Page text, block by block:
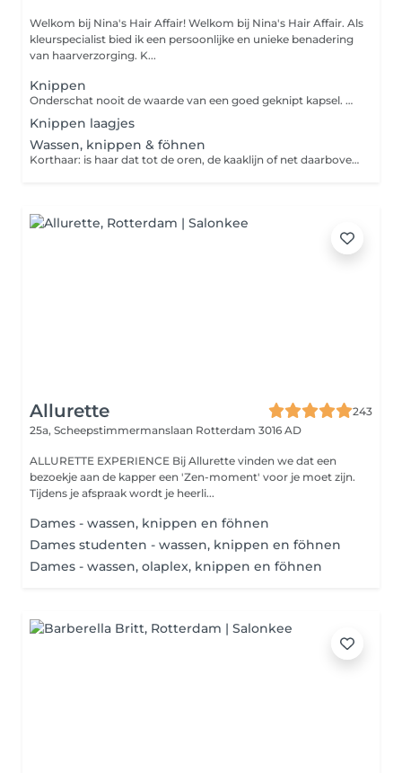
Welkom bij Nina's Hair Affair! Welkom bij Nina's Hair Affair. Als
kleurspecialist bied ik een persoonlijke en unieke benadering
van haarverzorging. K...
Knippen
Onderschat nooit de waarde van een goed geknipt kapsel. Of je nu voor een bob, lagen of pony kiest, de specialist helpt je bij het creëren van het kapsel die het beste bij jou past. Zo wordt er weer meer volume in je kapsel gebracht en springt je gezicht er mooi uit.
Knippen laagjes
Wassen, knippen & föhnen
Korthaar: is haar dat tot de oren, de kaaklijn of net daarboven komt. Halflang haar: is haar dat van de kaaklijn tot ongeveer de schouders reikt.
Allurette
243
25a, Scheepstimmermanslaan Rotterdam 3016 AD
ALLURETTE EXPERIENCE Bij Allurette vinden we dat een
bezoekje aan de kapper een 'Zen-moment' voor je moet zijn.
Tijdens je afspraak wordt je heerli...
Dames - wassen, knippen en föhnen
Dames studenten - wassen, knippen en föhnen
Dames - wassen, olaplex, knippen en föhnen